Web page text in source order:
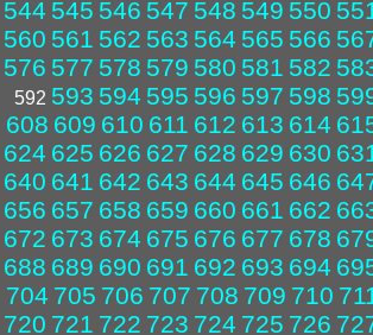
544 545 546 547 548 549 550
560 561 562 563 564 565 566
576 577 578 579 580 581 582
592 593 594 595 596 597 598
608 609 610 611 612 613 614
624 625 626 627 628 629 630
640 641 642 643 644 645 646
656 657 658 659 660 661 662
672 673 674 675 676 677 678
688 689 690 691 692 693 694
704 705 706 707 708 709 710
720 721 722 723 724 725 726